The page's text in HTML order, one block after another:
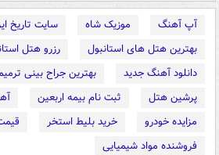
آپ آهنگ موزیک شاه
سایت تاریخ
بهترین هتل های استانبول
رزرو هتل
دانلود آهنگ جدید
بهترین جراح بینی
پرشین هتل
ثبت نام بیمه اربعین
مزایده خودرو
خرید بلیط استخر
فروشنده مواد شیمیایی